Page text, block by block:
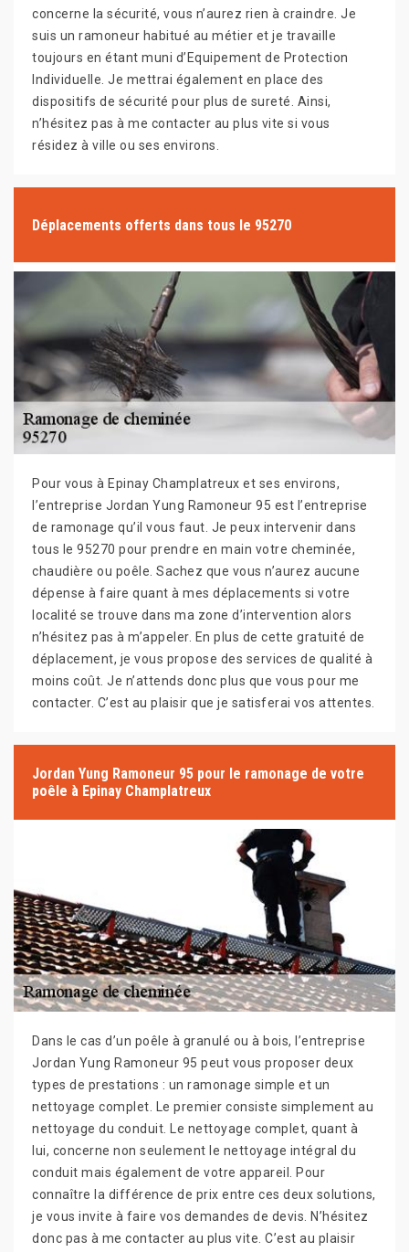
concerne la sécurité, vous n’aurez rien à craindre. Je
suis un ramoneur habitué au métier et je travaille
toujours en étant muni d’Equipement de Protection
Individuelle. Je mettrai également en place des
dispositifs de sécurité pour plus de sureté. Ainsi,
n’hésitez pas à me contacter au plus vite si vous
résidez à ville ou ses environs.
Déplacements offerts dans tous le 95270
Pour vous à Epinay Champlatreux et ses environs,
l’entreprise Jordan Yung Ramoneur 95 est l’entreprise
de ramonage qu’il vous faut. Je peux intervenir dans
tous le 95270 pour prendre en main votre cheminée,
chaudière ou poêle. Sachez que vous n’aurez aucune
dépense à faire quant à mes déplacements si votre
localité se trouve dans ma zone d’intervention alors
n’hésitez pas à m’appeler. En plus de cette gratuité de
déplacement, je vous propose des services de qualité à
moins coût. Je n’attends donc plus que vous pour me
contacter. C’est au plaisir que je satisferai vos attentes.
Jordan Yung Ramoneur 95 pour le ramonage de votre
poêle à Epinay Champlatreux
Dans le cas d’un poêle à granulé ou à bois, l’entreprise
Jordan Yung Ramoneur 95 peut vous proposer deux
types de prestations : un ramonage simple et un
nettoyage complet. Le premier consiste simplement au
nettoyage du conduit. Le nettoyage complet, quant à
lui, concerne non seulement le nettoyage intégral du
conduit mais également de votre appareil. Pour
connaître la différence de prix entre ces deux solutions,
je vous invite à faire vos demandes de devis. N’hésitez
donc pas à me contacter au plus vite. C’est au plaisir